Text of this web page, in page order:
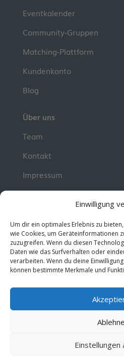
Einwilligung
Um dir ein optimales Erlebnis zu
wie Cookies, um Geräteinformationen
zuzugreifen. Wenn du diesen
Daten wie das Surfverhalten oder
verarbeiten. Wenn du deine
können bestimmte Merkmale und
Einstellungen
Eventkalender
Community-Gruppen
Matching-Plattform
Kundenkonto
Blog
Über uns
Team
Kontakt
Impressum
Erhalte jeden Dienstag
Wissen für deine
kostenlos abonnieren!
© 2026 MentorMe. Alle
AGBs